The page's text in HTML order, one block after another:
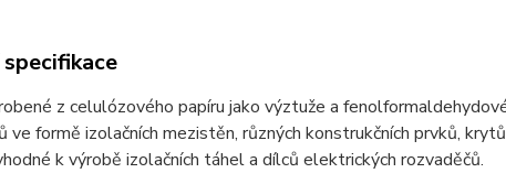
z celulózového papíru jako výztuže a
ve formě izolačních mezistěn, různých konstrukčních prvků,
k výrobě izolačních táhel a dílců elektrických rozvaděčů.